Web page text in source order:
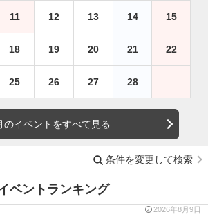
11 12 13 14 15
18 19 20 21 22
25 26 27 28
のイベントをすべて見る
条件を変更して検索
ベントランキング
2026年8月9日